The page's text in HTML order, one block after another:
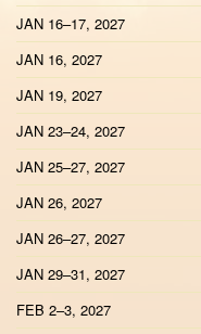
JAN 16–17, 2027
JAN 16, 2027
JAN 19, 2027
JAN 23–24, 2027
JAN 25–27, 2027
JAN 26, 2027
JAN 26–27, 2027
JAN 29–31, 2027
FEB 2–3, 2027